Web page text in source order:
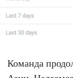
Команда